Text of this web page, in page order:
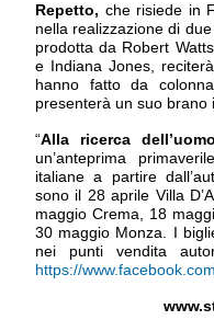
Repetto, che risiede in
nella realizzazione di
prodotta da Robert
e Indiana Jones,
hanno fatto da
presenterà un suo brano
“Alla ricerca
un’anteprima
italiane a partire
sono il 28 aprile Villa
maggio Crema, 18
30 maggio Monza. I
nei punti vendita
https://